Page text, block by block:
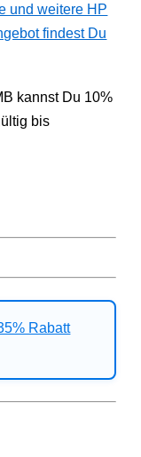
und weitere HP
findest Du
kannst Du 10%
bis